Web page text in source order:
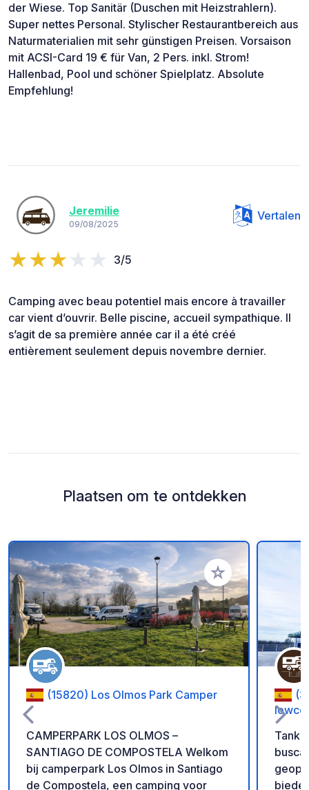
der Wiese. Top Sanitär (Duschen mit Heizstrahlern).
Super nettes Personal. Stylischer Restaurantbereich aus
Naturmaterialien mit sehr günstigen Preisen. Vorsaison
mit ACSI-Card 19 € für Van, 2 Pers. inkl. Strom!
Hallenbad, Pool und schöner Spielplatz. Absolute
Empfehlung!
Jeremilie
09/08/2025
Vertalen
3/5
Camping avec beau potentiel mais encore à travailler
car vient d’ouvrir. Belle piscine, accueil sympathique. Il
s’agit de sa première année car il a été créé
entièrement seulement depuis novembre dernier.
Plaatsen om te ontdekken
Voeg toe aan je
(15820) Los Olmos Park Camper
CAMPERPARK LOS OLMOS –
SANTIAGO DE COMPOSTELA Welkom
bij camperpark Los Olmos in Santiago
de Compostela, een camping voor